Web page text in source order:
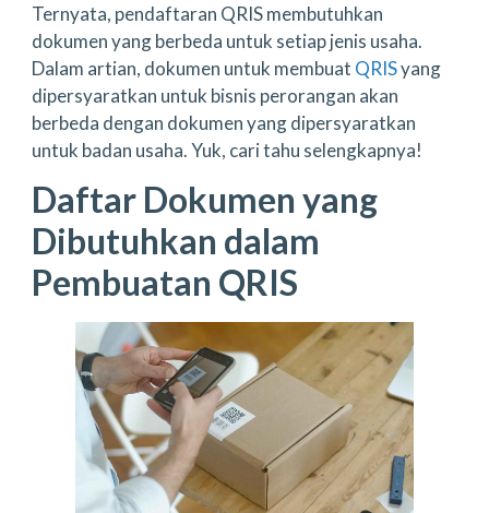
Ternyata, pendaftaran QRIS membutuhkan
dokumen yang berbeda untuk setiap jenis usaha.
Dalam artian, dokumen untuk membuat QRISyang
dipersyaratkan untuk bisnis perorangan akan
berbeda dengan dokumen yang dipersyaratkan
untuk badan usaha. Yuk, cari tahu selengkapnya!
Daftar Dokumen yang
Dibutuhkan dalam
Pembuatan QRIS